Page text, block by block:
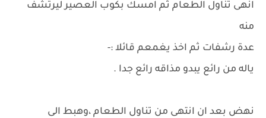
انهى تناول الطعام ثم امسك بكوب العصير ليرتشف
منه
عدة رشفات ثم اخذ يغمعم قائلا :-
ياله من رائع يبدو مذاقه رائع جدا .
نهض بعد ان انتهى من تناول الطعام ،وهبط الى